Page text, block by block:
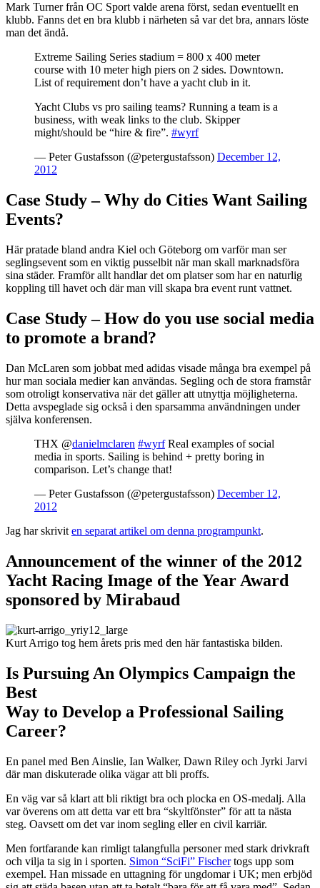
Mark Turner från OC Sport valde arena först, sedan eventuellt en
klubb. Fanns det en bra klubb i närheten så var det bra, annars löste
man det ändå.
Extreme Sailing Series stadium = 800 x 400 meter
course with 10 meter high piers on 2 sides. Downtown.
List of requirement don’t have a yacht club in it.
Yacht Clubs vs pro sailing teams? Running a team is a
business, with weak links to the club. Skipper
might/should be “hire & fire”. #wyrf
— Peter Gustafsson (@petergustafsson) December 12,
2012
Case Study – Why do Cities Want Sailing
Events?
Här pratade bland andra Kiel och Göteborg om varför man ser
seglingsevent som en viktig pusselbit när man skall marknadsföra
sina städer. Framför allt handlar det om platser som har en naturlig
koppling till havet och där man vill skapa bra event runt vattnet.
Case Study – How do you use social media
to promote a brand?
Dan McLaren som jobbat med adidas visade många bra exempel på
hur man sociala medier kan användas. Segling och de stora framstår
som otroligt konservativa när det gäller att utnyttja möjligheterna.
Detta avspeglade sig också i den sparsamma användningen under
själva konferensen.
THX @danielmclaren #wyrfReal examples of social
media in sports. Sailing is behind + pretty boring in
comparison. Let’s change that!
— Peter Gustafsson (@petergustafsson) December 12,
2012
Jag har skrivit en separat artikel om denna programpunkt.
Announcement of the winner of the 2012
Yacht Racing Image of the Year Award
sponsored by Mirabaud
Kurt Arrigo tog hem årets pris med den här fantastiska bilden.
Is Pursuing An Olympics Campaign the
Best
Way to Develop a Professional Sailing
Career?
En panel med Ben Ainslie, Ian Walker, Dawn Riley och Jyrki Jarvi
där man diskuterade olika vägar att bli proffs.
En väg var så klart att bli riktigt bra och plocka en OS-medalj. Alla
var överens om att detta var ett bra “skyltfönster” för att ta nästa
steg. Oavsett om det var inom segling eller en civil karriär.
Men fortfarande kan rimligt talangfulla personer med stark drivkraft
och vilja ta sig in i sporten. Simon “SciFi” Fischertogs upp som
exempel. Han missade en uttagning för ungdomar i UK; men erbjöd